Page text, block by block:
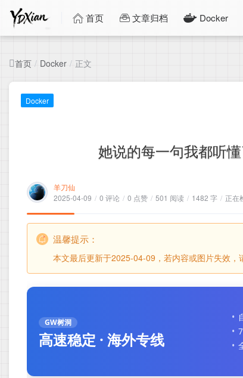
首页 文章归档 Docker
首页 / Docker / 正文
Docker
她说的每一句我都听
羊刀仙
2025-04-09 / 0 评论 / 0 点赞 / 501 阅读 / 1482 字 / 正在
温馨提示：
本文最后更新于2025-04-09，若内容或图片失效，
GW树洞
高速稳定 · 海外专线